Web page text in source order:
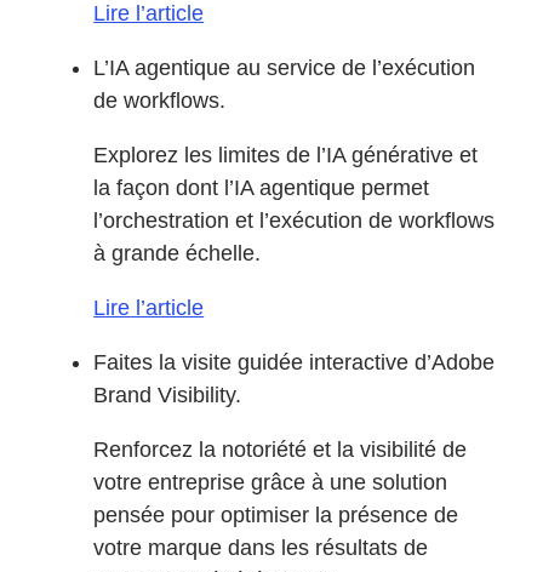
Lire l’article
L’IA agentique au service de l’exécution
de workflows.
Explorez les limites de l’IA générative et
la façon dont l’IA agentique permet
l’orchestration et l’exécution de workflows
à grande échelle.
Lire l’article
Faites la visite guidée interactive d’Adobe
Brand Visibility.
Renforcez la notoriété et la visibilité de
votre entreprise grâce à une solution
pensée pour optimiser la présence de
votre marque dans les résultats de